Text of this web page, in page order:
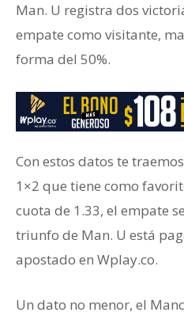
Man. U registra dos
empate como visitante,
forma del 50%.
Con estos datos te
1×2 que tiene como
cuota de 1.33, el empate
triunfo de Man. U está
apostado en Wplay.co.
Un dato no menor, el